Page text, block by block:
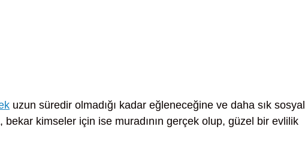
uzun süredir olmadığı kadar eğleneceğine ve daha sık sosyal
bekar kimseler için ise muradının gerçek olup, güzel bir evlilik